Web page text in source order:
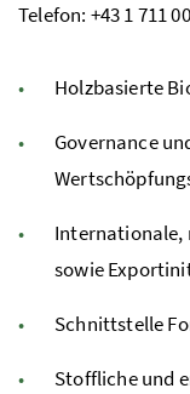
Telefon: +43 1 711
Holzbasierte
Governance
sowie
Schnittstelle
Stoffliche und